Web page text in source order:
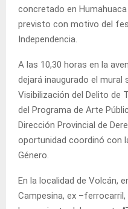
concretado en
previsto con motivo del
Independencia.
A las 10,30 horas en la
dejará inaugurado el mural
Visibilización del Delito de
del Programa de Arte
Dirección Provincial de
oportunidad coordinó con
Género.
En la localidad de Volcán,
Campesina, ex